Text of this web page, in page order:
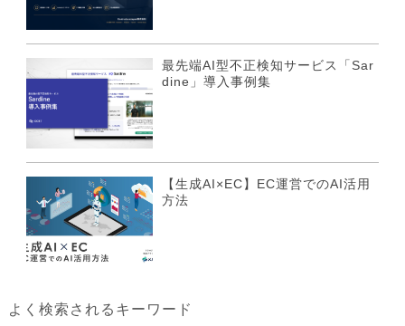
最先端AI型不正検知サービス「Sar
dine」導入事例集
【生成AI×EC】EC運営でのAI活用
方法
よく検索されるキーワード